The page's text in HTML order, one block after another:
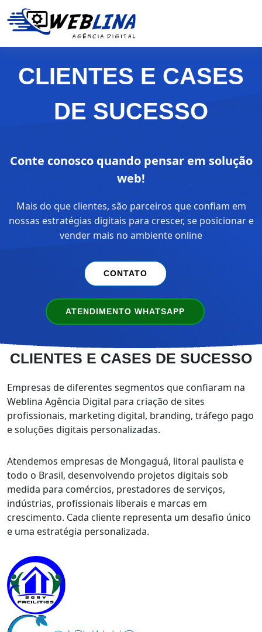
CLIENTES E CASES
DE SUCESSO
Conte conosco quando pensar em solução
web!
Mais do que clientes, são parceiros que confiam em
nossas estratégias digitais para crescer, se posicionar e
vender mais no ambiente online
CONTATO
ATENDIMENTO WHATSAPP
CLIENTES E CASES DE SUCESSO
Empresas de diferentes segmentos que confiaram na
Weblina Agência Digital para criação de sites
profissionais, marketing digital, branding, tráfego pago
e soluções digitais personalizadas.
Atendemos empresas de Mongaguá, litoral paulista e
todo o Brasil, desenvolvendo projetos digitais sob
medida para comércios, prestadores de serviços,
indústrias, profissionais liberais e marcas em
crescimento. Cada cliente representa um desafio único
e uma estratégia personalizada.